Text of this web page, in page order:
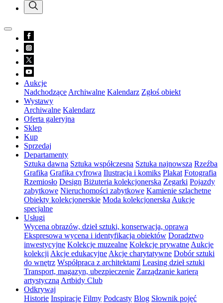
Aukcje
Nadchodzące Archiwalne Kalendarz Zgłoś obiekt
Wystawy
Archiwalne Kalendarz
Oferta galeryjna
Sklep
Kup
Sprzedaj
Departamenty
Sztuka dawna Sztuka współczesna Sztuka najnowsza Rzeźba
Grafika Grafika cyfrowa Ilustracja i komiks Plakat Fotografia
Rzemiosło Design Biżuteria kolekcjonerska Zegarki Pojazdy
zabytkowe Nieruchomości zabytkowe Kamienie szlachetne
Obiekty kolekcjonerskie Moda kolekcjonerska Aukcje
specjalne
Usługi
Wycena obrazów, dzieł sztuki, konserwacja, oprawa
Ekspresowa wycena i identyfikacja obiektów Doradztwo
inwestycyjne Kolekcje muzealne Kolekcje prywatne Aukcje
kolekcji Akcje edukacyjne Akcje charytatywne Dobór sztuki
do wnętrz Współpraca z architektami Leasing dzieł sztuki
Transport, magazyn, ubezpieczenie Zarządzanie karierą
artystyczną Artbidy Club
Odkrywaj
Historie Inspiracje Filmy Podcasty Blog Słownik pojęć